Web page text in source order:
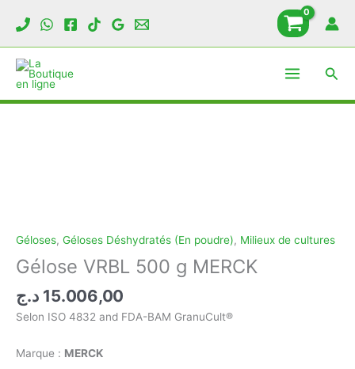
Géloses, Géloses Déshydratés (En poudre), Milieux de cultures
Gélose VRBL 500 g MERCK
15.006,00 د.ج
Selon ISO 4832 and FDA-BAM GranuCult®
Marque : MERCK